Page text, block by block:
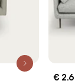
€